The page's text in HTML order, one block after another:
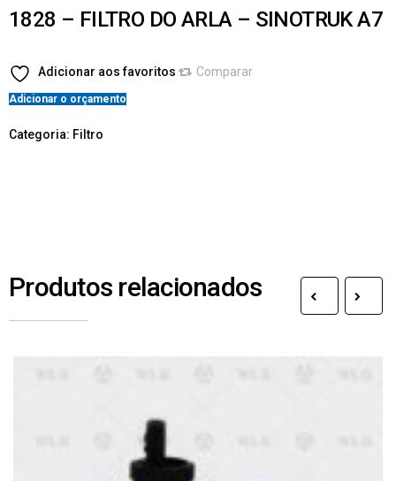
1828 – FILTRO DO ARLA – SINOTRUK A7
Adicionar aos favoritos Comparar
Adicionar o orçamento
Categoria: Filtro
Produtos relacionados